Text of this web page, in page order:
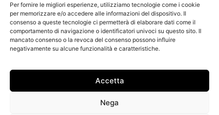
Per fornire le migliori esperienze, utilizziamo tecnologie come i cookie
per memorizzare e/o accedere alle informazioni del dispositivo. Il
consenso a queste tecnologie ci permetterà di elaborare dati come il
comportamento di navigazione o identificatori univoci su questo sito. Il
mancato consenso o la revoca del consenso possono influire
negativamente su alcune funzionalità e caratteristiche.
Accetta
Nega
Iscriviti a
Zeta Data Lab
Iscriviti alla nostra newsletter
© 2026 ZetaLuiss, tutti i diritti riservati